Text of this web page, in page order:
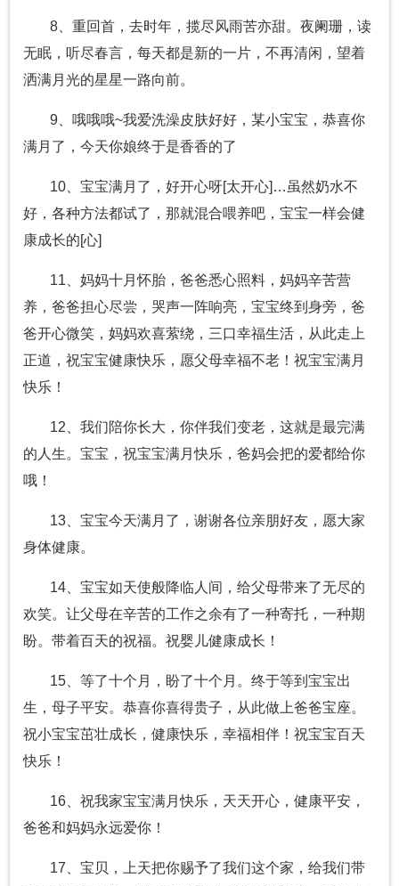
8、重回首，去时年，揽尽风雨苦亦甜。夜阑珊，读
无眠，听尽春言，每天都是新的一片，不再清闲，望着
洒满月光的星星一路向前。
9、哦哦哦~我爱洗澡皮肤好好，某小宝宝，恭喜你
满月了，今天你娘终于是香香的了
10、宝宝满月了，好开心呀[太开心]…虽然奶水不
好，各种方法都试了，那就混合喂养吧，宝宝一样会健
康成长的[心]
11、妈妈十月怀胎，爸爸悉心照料，妈妈辛苦营
养，爸爸担心尽尝，哭声一阵响亮，宝宝终到身旁，爸
爸开心微笑，妈妈欢喜萦绕，三口幸福生活，从此走上
正道，祝宝宝健康快乐，愿父母幸福不老！祝宝宝满月
快乐！
12、我们陪你长大，你伴我们变老，这就是最完满
的人生。宝宝，祝宝宝满月快乐，爸妈会把的爱都给你
哦！
13、宝宝今天满月了，谢谢各位亲朋好友，愿大家
身体健康。
14、宝宝如天使般降临人间，给父母带来了无尽的
欢笑。让父母在辛苦的工作之余有了一种寄托，一种期
盼。带着百天的祝福。祝婴儿健康成长！
15、等了十个月，盼了十个月。终于等到宝宝出
生，母子平安。恭喜你喜得贵子，从此做上爸爸宝座。
祝小宝宝茁壮成长，健康快乐，幸福相伴！祝宝宝百天
快乐！
16、祝我家宝宝满月快乐，天天开心，健康平安，
爸爸和妈妈永远爱你！
17、宝贝，上天把你赐予了我们这个家，给我们带